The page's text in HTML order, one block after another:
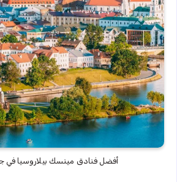
أفضل فنادق مينسك بيلاروسيا في